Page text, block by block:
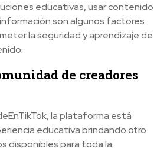
educativas, usar contenido
son algunos factores
la seguridad y aprendizaje de
de creadores
la plataforma está
educativa brindando otro
disponibles para toda la